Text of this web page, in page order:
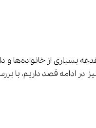
با وجود این چالش‌ها در مسیر